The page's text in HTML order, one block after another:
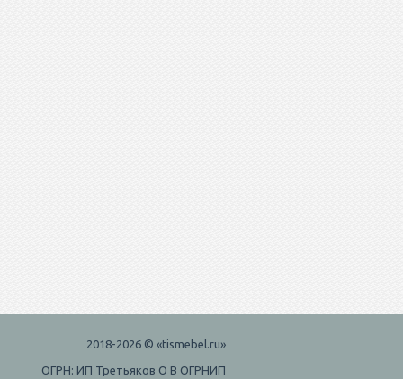
2018-2026 © «tismebel.ru»
ОГРН: ИП Третьяков О В ОГРНИП